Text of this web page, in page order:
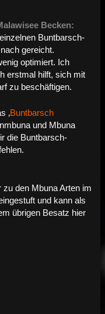
Becken:
Buntbarsch-
gereicht.
optimiert. Ich
erstmal hilft, sich mit
zu beschäftigen.
‚Buntbarsch
und Mbuna
die Buntbarsch-
den Mbuna Arten im
und kann als
übrigen Besatz hier